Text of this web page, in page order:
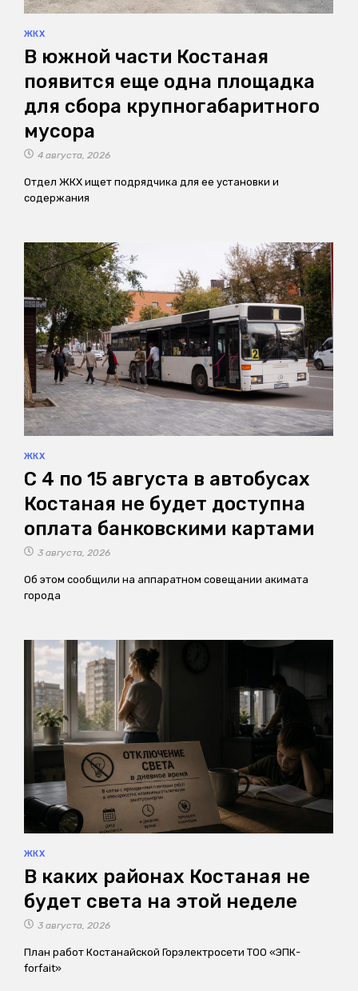
ЖКХ
В южной части Костаная
появится еще одна площадка
для сбора крупногабаритного
мусора
4 августа, 2026
Отдел ЖКХ ищет подрядчика для ее установки и
содержания
ЖКХ
С 4 по 15 августа в автобусах
Костаная не будет доступна
оплата банковскими картами
3 августа, 2026
Об этом сообщили на аппаратном совещании акимата
города
ЖКХ
В каких районах Костаная не
будет света на этой неделе
3 августа, 2026
План работ Костанайской Горэлектросети ТОО «ЭПК-
forfait»